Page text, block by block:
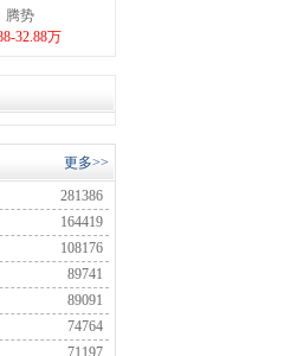
腾势
32.88万
更多>>
281386
164419
108176
89741
89091
74764
71197